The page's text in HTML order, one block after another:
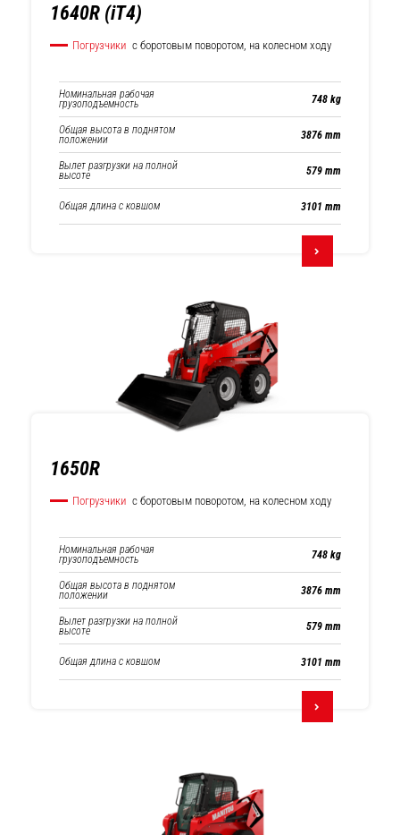
1640R (iT4)
Погрузчики с боротовым поворотом, на колесном ходу
Номинальная рабочая
грузоподъемность 748 kg
Общая высота в поднятом
положении 3876 mm
Вылет разгрузки на полной
высоте 579 mm
Общая длина с ковшом 3101 mm
1650R
Погрузчики с боротовым поворотом, на колесном ходу
Номинальная рабочая
грузоподъемность 748 kg
Общая высота в поднятом
положении 3876 mm
Вылет разгрузки на полной
высоте 579 mm
Общая длина с ковшом 3101 mm